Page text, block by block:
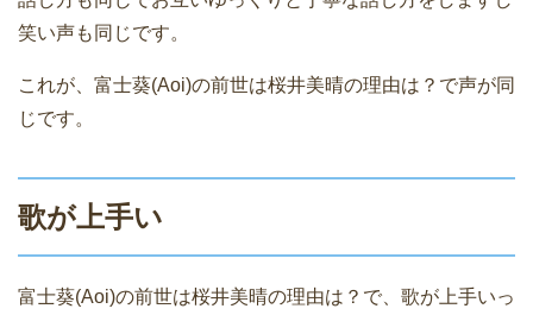
笑い声も同じです。
これが、富士葵(Aoi)の前世は桜井美晴の理由は？で声が同
じです。
歌が上手い
富士葵(Aoi)の前世は桜井美晴の理由は？で、歌が上手いっ